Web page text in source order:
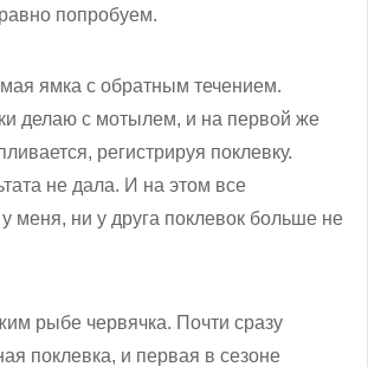
попробуем.
ямка с обратным течением.
делаю с мотылем, и на первой же
регистрируя поклевку.
не дала. И на этом все
меня, ни у друга поклевок больше не
рыбе червячка. Почти сразу
поклевка, и первая в сезоне